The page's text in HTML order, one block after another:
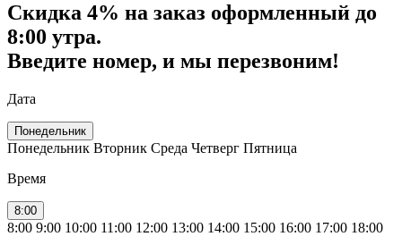
Скидка 4% на заказ оформленный до
8:00 утра.
Введите номер, и мы перезвоним!
Дата
Понедельник
Понедельник Вторник Среда Четверг Пятница
Время
8:00
8:00 9:00 10:00 11:00 12:00 13:00 14:00 15:00 16:00 17:00 18:00